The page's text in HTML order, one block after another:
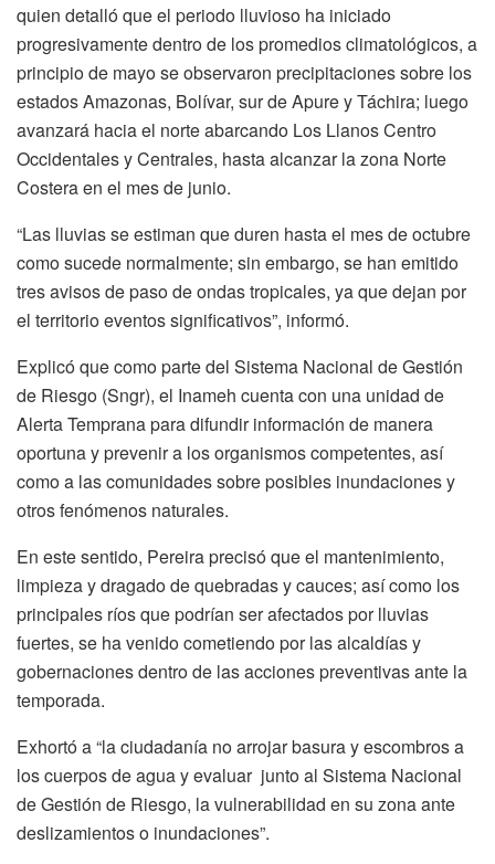
quien detalló que el periodo lluvioso ha iniciado
progresivamente dentro de los promedios climatológicos, a
principio de mayo se observaron precipitaciones sobre los
estados Amazonas, Bolívar, sur de Apure y Táchira; luego
avanzará hacia el norte abarcando Los Llanos Centro
Occidentales y Centrales, hasta alcanzar la zona Norte
Costera en el mes de junio.
“Las lluvias se estiman que duren hasta el mes de octubre
como sucede normalmente; sin embargo, se han emitido
tres avisos de paso de ondas tropicales, ya que dejan por
el territorio eventos significativos”, informó.
Explicó que como parte del Sistema Nacional de Gestión
de Riesgo (Sngr), el Inameh cuenta con una unidad de
Alerta Temprana para difundir información de manera
oportuna y prevenir a los organismos competentes, así
como a las comunidades sobre posibles inundaciones y
otros fenómenos naturales.
En este sentido, Pereira precisó que el mantenimiento,
limpieza y dragado de quebradas y cauces; así como los
principales ríos que podrían ser afectados por lluvias
fuertes, se ha venido cometiendo por las alcaldías y
gobernaciones dentro de las acciones preventivas ante la
temporada.
Exhortó a “la ciudadanía no arrojar basura y escombros a
los cuerpos de agua y evaluar junto al Sistema Nacional
de Gestión de Riesgo, la vulnerabilidad en su zona ante
deslizamientos o inundaciones”.